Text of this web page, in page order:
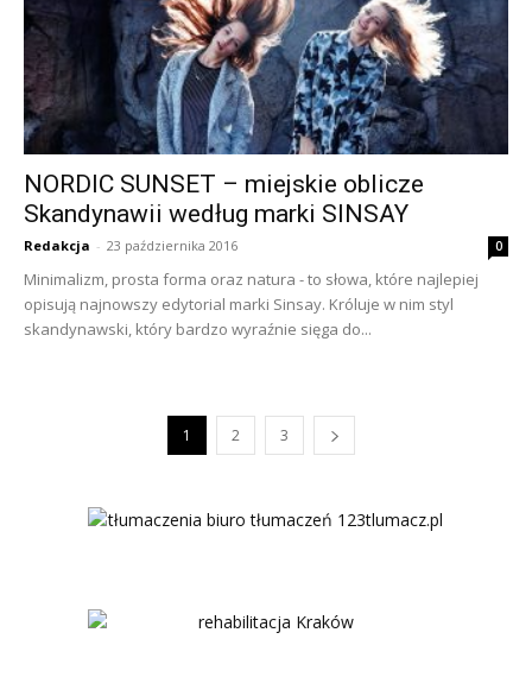
NORDIC SUNSET – miejskie oblicze
Skandynawii według marki SINSAY
Redakcja - 23 października 2016 0
Minimalizm, prosta forma oraz natura - to słowa, które najlepiej
opisują najnowszy edytorial marki Sinsay. Króluje w nim styl
skandynawski, który bardzo wyraźnie sięga do...
1 2 3